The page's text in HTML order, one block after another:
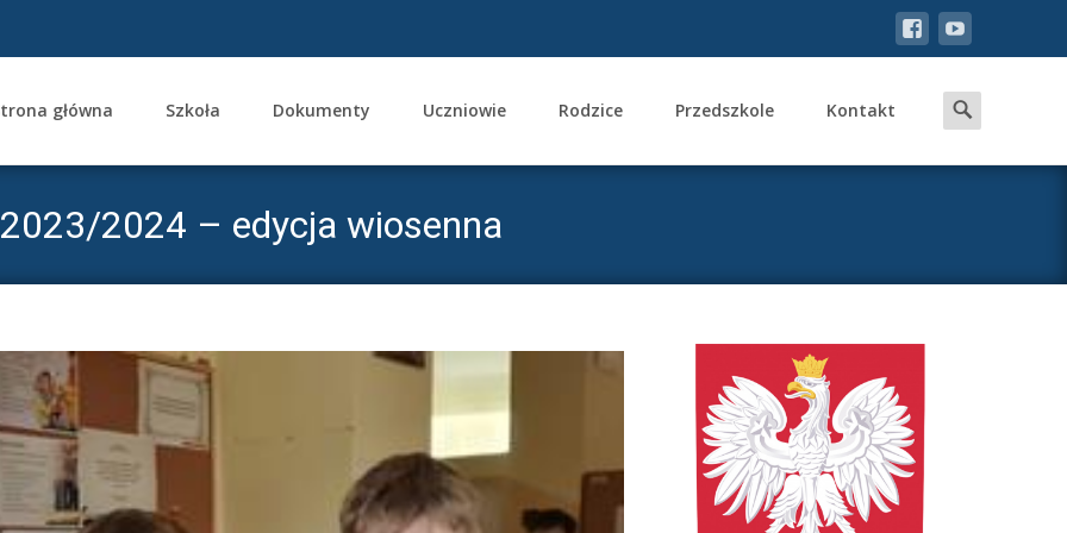
główna Szkoła Dokumenty Uczniowie Rodzice Przedszkole Kontakt
Search
for:
2024 – edycja wiosenna